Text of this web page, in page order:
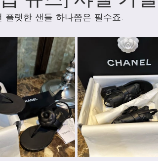
Loro Piana MiuMiu PRADA
Watch Wallet Shoes
플랫한 샌들 하나쯤은 필수죠.